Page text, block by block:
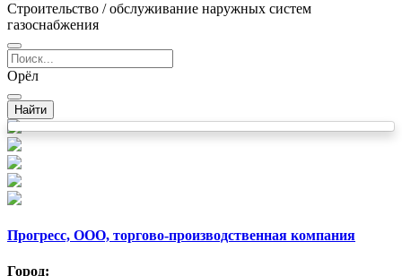
Строительство / обслуживание наружных систем
газоснабжения
Орёл
Найти
Прогресс, ООО, торгово-производственная компания
Город: